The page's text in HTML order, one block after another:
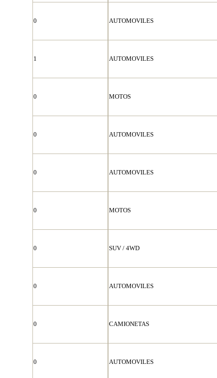
0 AUTOMOVILES
1 AUTOMOVILES
0 MOTOS
0 AUTOMOVILES
0 AUTOMOVILES
0 MOTOS
0 SUV / 4WD
0 AUTOMOVILES
0 CAMIONETAS
0 AUTOMOVILES